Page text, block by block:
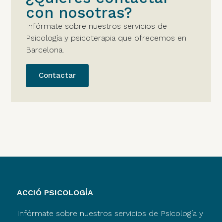
con nosotras?
Infórmate sobre nuestros servicios de
Psicología y psicoterapia que ofrecemos en
Barcelona.
Contactar
ACCIÓ PSICOLOGÍA
Infórmate sobre nuestros servicios de Psicología y